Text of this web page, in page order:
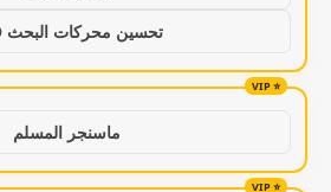
تحسين محركات البحث SEO
ماسنجر المسلم